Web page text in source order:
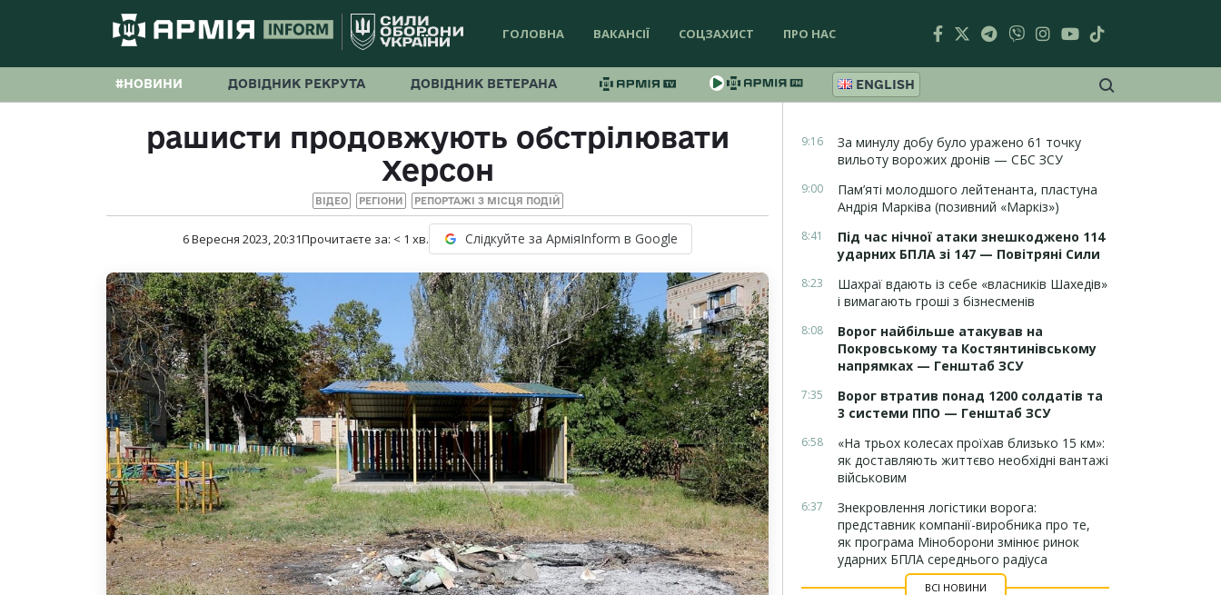
ГОЛОВНА ВАКАНСІЇ СОЦЗАХИСТ ПРО НАС
#НОВИНИ ДОВІДНИК РЕКРУТА ДОВІДНИК ВЕТЕРАНА ENGLISH
рашисти продовжують обстрілювати
Херсон
ВІДЕО РЕГІОНИ РЕПОРТАЖІ З МІСЦЯ ПОДІЙ
6 Вересня 2023, 20:31Прочитаєте за: < 1 хв. Слідкуйте за АрміяInform в Google
9:16
За минулу добу було уражено 61 точку
вильоту ворожих дронів — СБС ЗСУ
9:00
Пам’яті молодшого лейтенанта, пластуна
Андрія Марківа (позивний «Маркіз»)
8:41
Під час нічної атаки знешкоджено 114
ударних БПЛА зі 147 — Повітряні Сили
8:23
Шахраї вдають із себе «власників Шахедів»
і вимагають гроші з бізнесменів
8:08
Ворог найбільше атакував на
Покровському та Костянтинівському
напрямках — Генштаб ЗСУ
7:35
Ворог втратив понад 1200 солдатів та
3 системи ППО — Генштаб ЗСУ
6:58
«На трьох колесах проїхав близько 15 км»:
як доставляють життєво необхідні вантажі
військовим
6:37
Знекровлення логістики ворога:
представник компанії-виробника про те,
як програма Міноборони змінює ринок
ударних БПЛА середнього радіуса
ВСІ НОВИНИ